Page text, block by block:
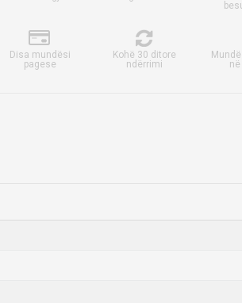
Disa mundësi
pagese
Kohë 30 ditore
ndërrimi